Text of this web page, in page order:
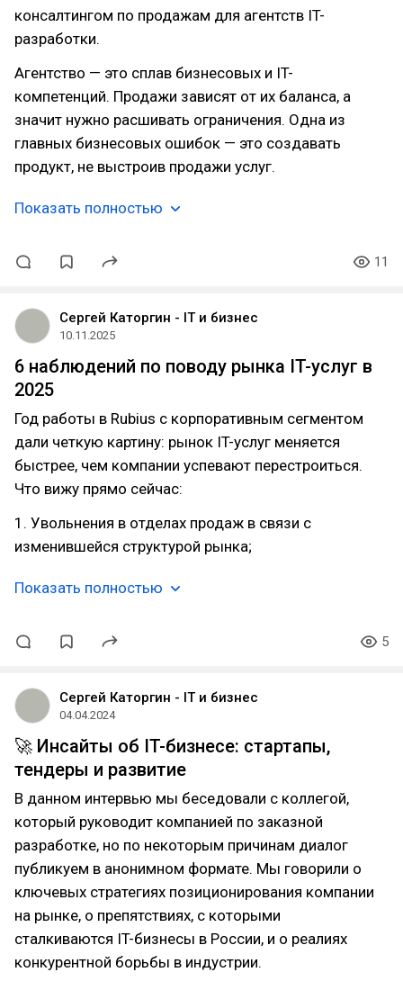
консалтингом по продажам для агентств IT-
разработки.
Агентство — это сплав бизнесовых и IT-
компетенций. Продажи зависят от их баланса, а
значит нужно расшивать ограничения. Одна из
главных бизнесовых ошибок — это создавать
продукт, не выстроив продажи услуг.
Показать полностью
11
Сергей Каторгин - IT и бизнес
10.11.2025
6 наблюдений по поводу рынка IT-услуг в
2025
Год работы в Rubius с корпоративным сегментом
дали четкую картину: рынок IT-услуг меняется
быстрее, чем компании успевают перестроиться.
Что вижу прямо сейчас:
1. Увольнения в отделах продаж в связи с
изменившейся структурой рынка;
Показать полностью
5
Сергей Каторгин - IT и бизнес
04.04.2024
🚀 Инсайты об IT-бизнесе: стартапы,
тендеры и развитие
В данном интервью мы беседовали с коллегой,
который руководит компанией по заказной
разработке, но по некоторым причинам диалог
публикуем в анонимном формате. Мы говорили о
ключевых стратегиях позиционирования компании
на рынке, о препятствиях, с которыми
сталкиваются IT-бизнесы в России, и о реалиях
конкурентной борьбы в индустрии.